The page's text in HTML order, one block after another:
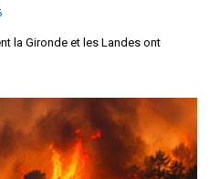
la Gironde et les Landes ont